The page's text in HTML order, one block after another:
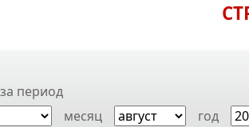
период
месяц год